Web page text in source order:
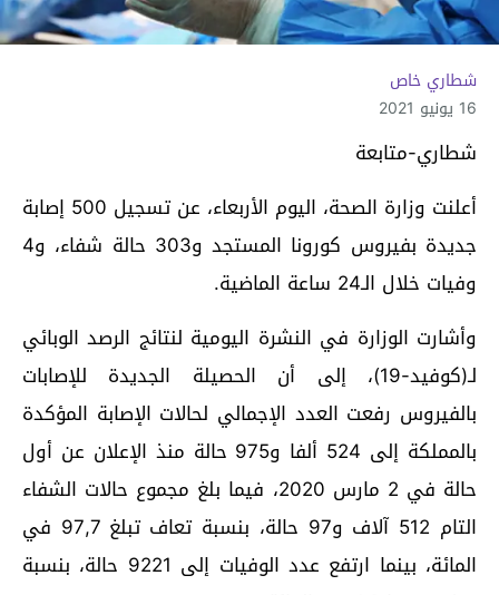
شطاري خاص
16 يونيو 2021
شطاري-متابعة
أعلنت وزارة الصحة، اليوم الأربعاء، عن تسجيل 500 إصابة
جديدة بفيروس كورونا المستجد و303 حالة شفاء، و4
وفيات خلال الـ24 ساعة الماضية.
وأشارت الوزارة في النشرة اليومية لنتائج الرصد الوبائي
لـ(كوفيد-19)، إلى أن الحصيلة الجديدة للإصابات
بالفيروس رفعت العدد الإجمالي لحالات الإصابة المؤكدة
بالمملكة إلى 524 ألفا و975 حالة منذ الإعلان عن أول
حالة في 2 مارس 2020، فيما بلغ مجموع حالات الشفاء
التام 512 آلاف و97 حالة، بنسبة تعاف تبلغ 97,7 في
المائة، بينما ارتفع عدد الوفيات إلى 9221 حالة، بنسبة